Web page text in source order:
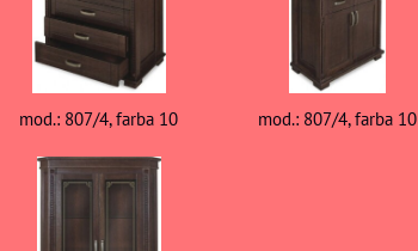
mod.: 807/4, farba 10 mod.: 807/4, farba 10